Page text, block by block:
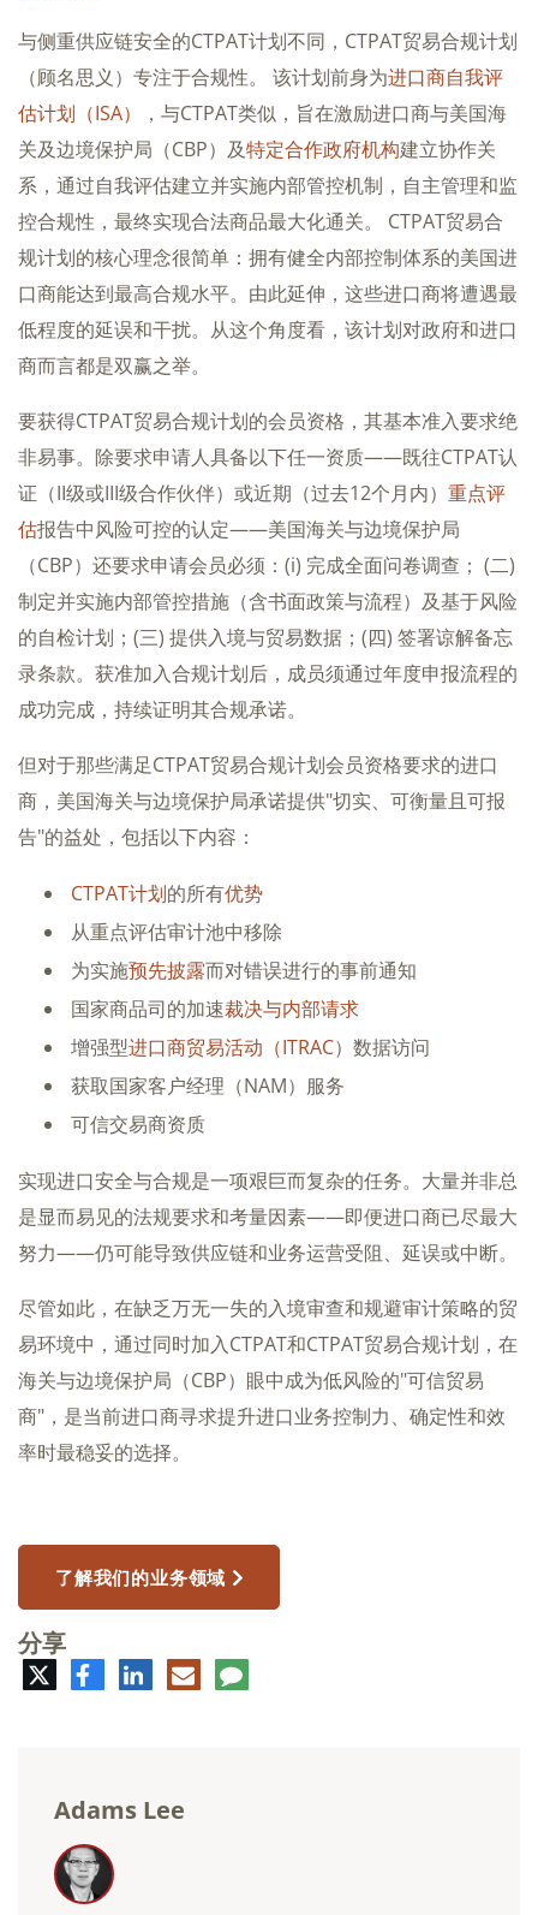
与侧重供应链安全的CTPAT计划不同，CTPAT贸易合规计划
（顾名思义）专注于合规性。 该计划前身为进口商自我评
估计划（ISA）
，与CTPAT类似，旨在激励进口商与美国海
关及边境保护局（CBP）及特定合作政府机构建立协作关
系，通过自我评估建立并实施内部管控机制，自主管理和监
控合规性，最终实现合法商品最大化通关。 CTPAT贸易合
规计划的核心理念很简单：拥有健全内部控制体系的美国进
口商能达到最高合规水平。由此延伸，这些进口商将遭遇最
低程度的延误和干扰。从这个角度看，该计划对政府和进口
商而言都是双赢之举。
要获得CTPAT贸易合规计划的会员资格，其基本准入要求绝
非易事。除要求申请人具备以下任一资质——既往CTPAT认
证（II级或III级合作伙伴）或近期（过去12个月内） 重点评
估报告中风险可控的认定——美国海关与边境保护局
（CBP）还要求申请会员必须：(i) 完成全面问卷调查； (二)
制定并实施内部管控措施（含书面政策与流程）及基于风险
的自检计划；(三) 提供入境与贸易数据；(四) 签署谅解备忘
录条款。获准加入合规计划后，成员须通过年度申报流程的
成功完成，持续证明其合规承诺。
但对于那些满足CTPAT贸易合规计划会员资格要求的进口
商，美国海关与边境保护局承诺提供"切实、可衡量且可报
告"的益处，包括以下内容：
CTPAT计划的所有优势
从重点评估审计池中移除
为实施预先披露而对错误进行的事前通知
国家商品司的加速裁决与内部请求
增强型进口商贸易活动（ITRAC）数据访问
获取国家客户经理（NAM）服务
可信交易商资质
实现进口安全与合规是一项艰巨而复杂的任务。大量并非总
是显而易见的法规要求和考量因素——即便进口商已尽最大
努力——仍可能导致供应链和业务运营受阻、延误或中断。
尽管如此，在缺乏万无一失的入境审查和规避审计策略的贸
易环境中，通过同时加入CTPAT和CTPAT贸易合规计划，在
海关与边境保护局（CBP）眼中成为低风险的"可信贸易
商"，是当前进口商寻求提升进口业务控制力、确定性和效
率时最稳妥的选择。
了解我们的业务领域
分享
特
脸
书
领
英
电
子
评
论
Adams Lee